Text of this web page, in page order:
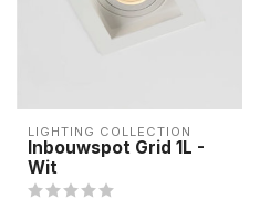
LIGHTING COLLECTION
Inbouwspot Grid 1L -
Wit